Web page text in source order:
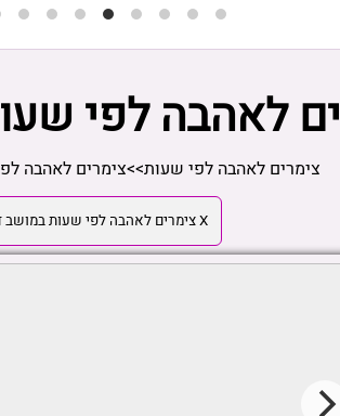
לאהבה לפי
צימרים לאהבה לפי שעות>>צימרים לאהבה
X צימרים לאהבה לפי שעות במושב דור